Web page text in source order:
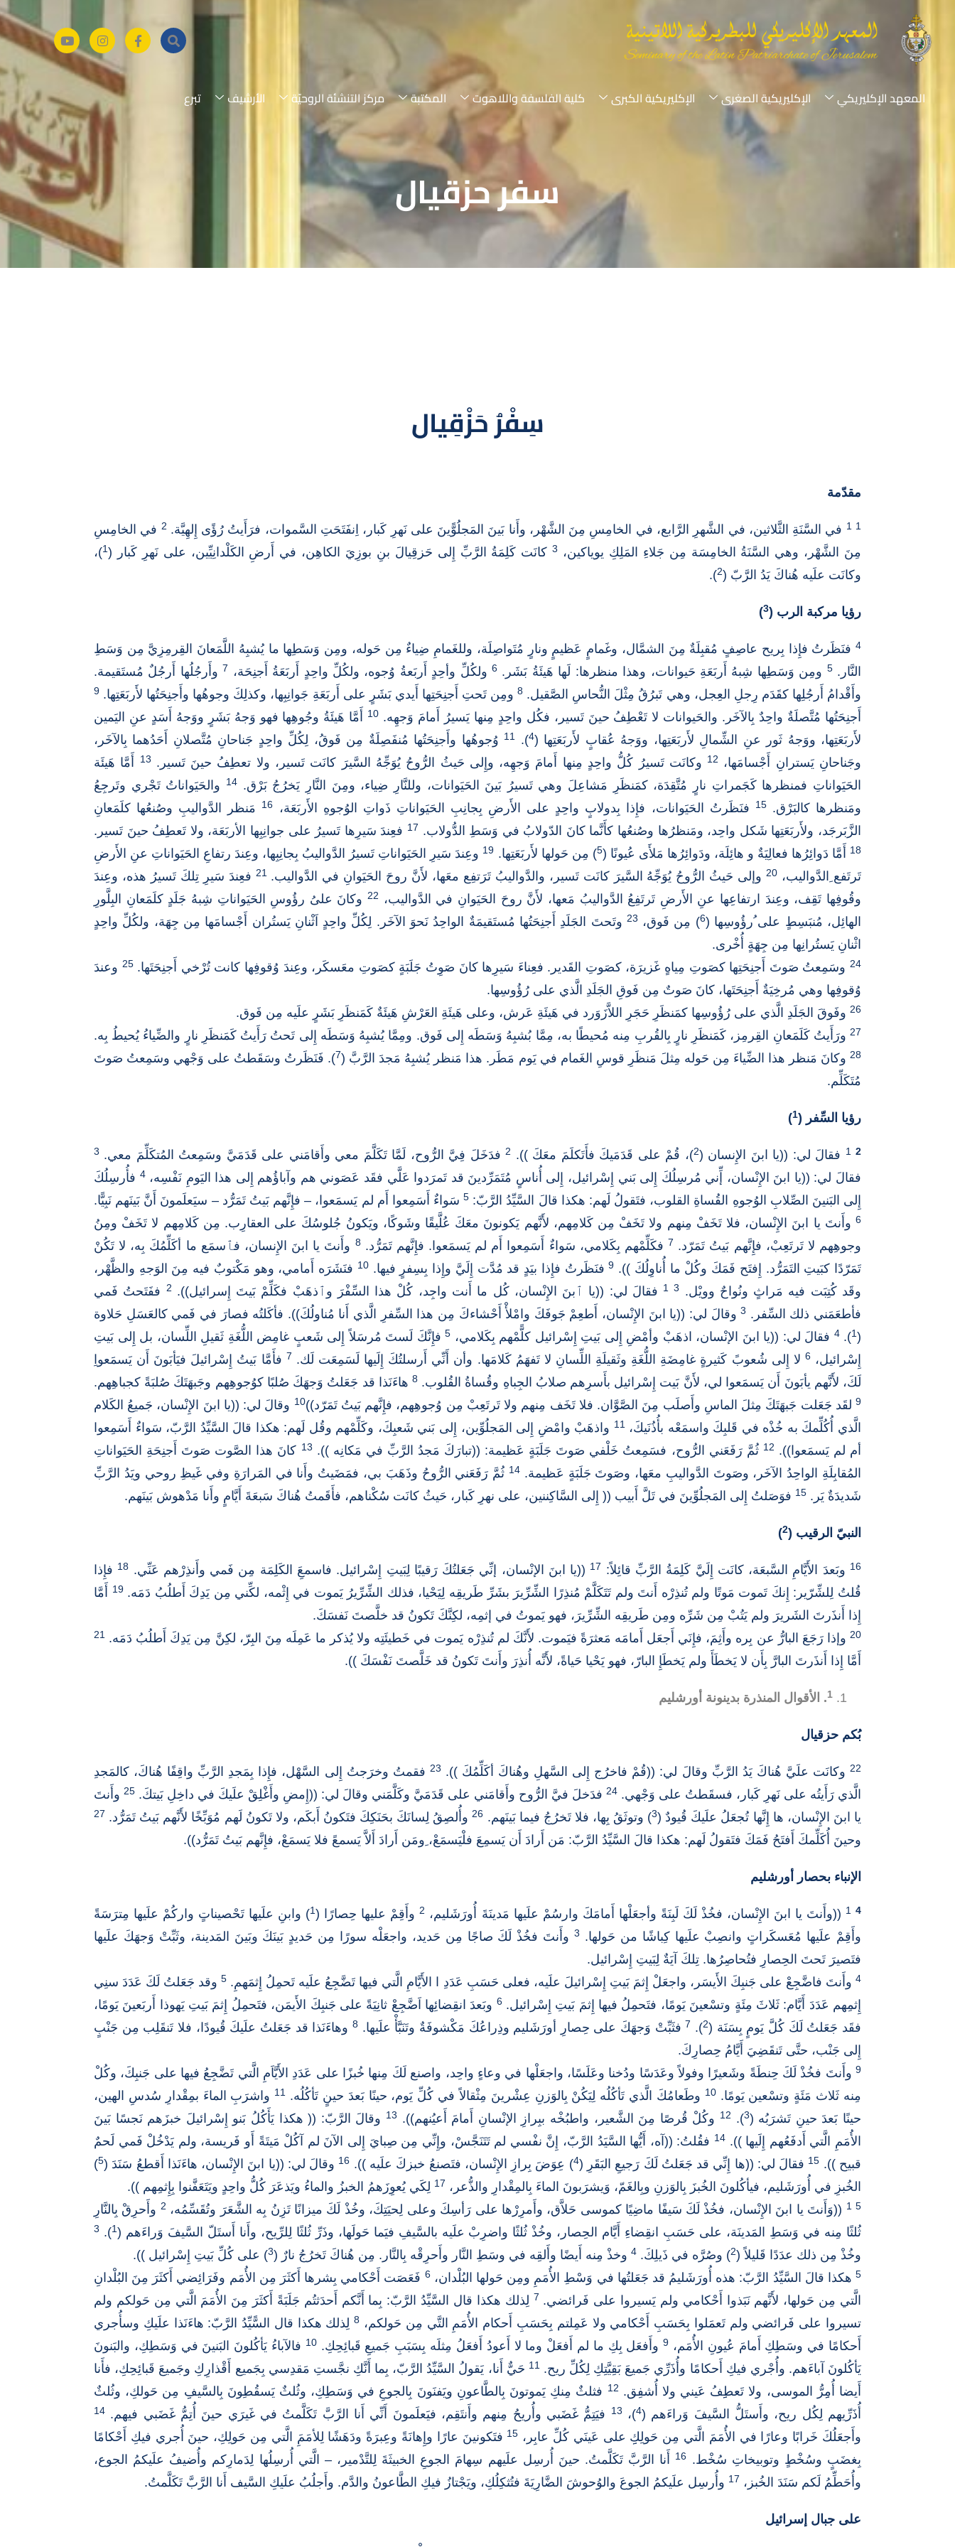
المعهد الإكليريكي الإكليريكية الصغرى الإكليريكية الكبرى كلية الفلسفة واللاهوت المكتبة مركز التنشئة الروحيّة الأرشيف تبرع
سفر حزقيال
سِفْرُ حَزْقِيال
مقدّمة
1
1 في السَّنَةِ الثَّلاثين، في الشَّهرِ الرَّابع، في الخامِسِ مِنَ الشَّهْر، وأَنا بَينَ المَجلُوًّينَ على نَهرِ كَبار، اِنفَتَحَتِ السَّموات، فرَأَيتُ رُؤًى إِلهِيَّة. 2 في الخامِسِ
مِنَ الشَّهْر، وهي السَّنَةُ الخامِسَة مِن جَلاءِ المَلِكِ يوياكين،
3كانَت كَلِمَةُ الرَّبِّ إِلى حَزقِيالَ بنِ بوزِيَ الكاهِن، في أَرضِ الكَلْدانِيِّين، على نَهرِ كَبار ( 1)،
وكانَت علَيه هُناكَ يَدُ الرَّبّ (2
).
رؤيا مركبة الرب (3
)
4 فنَظَرتُ فإِذا بِريح عاصِفٍ مُقبِلَةٌ مِنَ الشمَّال، وغَمامٍ عَظيمٍ ونارٍ مُتَواصِلَة، وللغَمامِ ضِياءٌ مِن حَوله، ومِن وَسَطِها ما يُشبِهُ اللَّمَعانَ القِرمِزِيَّ مِن وَسَطِ
النَّار.5 ومِن وَسَطِها شِبهُ أَربَعَةِ حَيوانات، وهذا منظرها: لَها هَيئَةُ بَشَر. 6 ولكُلِّ وأحِدٍ أَربَعةُ وُجوه، ولكُلِّ واحِدٍ أَربَعَةُ أَجنِحَة، 7 وأَرجُلُها أَرجُلٌ مُستَقيمة.
وأَقْدامُ أَرجُلِها كقَدَم رِجلِ العِجل، وهي تَبرُقُ مِثْلَ النُّحاسِ الصَّقيل. 8ومِن تَحتِ أَجنِحَتِها أَيدي بَشَرٍ على أَربَعَةِ جَوانِبِها، وكذلِكَ وجوهُها وأَجنِحَتُها لأَربَعَتِها. 9
أَجنِحَتُها مُتَّصلَةٌ واحِدٌ بِالآخَر. والحَيوانات لا تَعْطِفُ حينَ تَسير، فكُل واحِدٍ مِنها يَسيرُ أَمامَ وَجهِه. 10
أَمَّا هَيئَةُ وجُوهِها فهو وَجهُ بَشَرٍ ووَجهُ أَسَدٍ عنِ اليَمين
لأَربَعَتِها، ووَجهُ ثَور عنِ الشِّمالِ لأَربَعَتِها، ووَجهُ عُقابٍ لأَربَعَتِها (4
).
11 وُجوهُها وأَجنِحَتُها مُنفَصِلَةٌ مِن فَوقُ، لِكُلِّ واحِدٍ جَناحانِ مُتَّصلانِ أَحَدُهما بِالآخَر،
وجَناحانِ يَسترانِ أَجْسامَها،
12 وكانَت تَسيرُ كُلُّ واحِدٍ مِنها أَمامَ وَجهِه، وإِلى حَيثُ الرُّوحُ يُوَجِّهُ السَّيرَ كانَت تَسير، ولا تعطِفُ حينَ تَسير. 13
أَمَّا هَيئَة
الحَيَواناتِ فمنظرها كَجَمراتِ نارٍ مُتَّقِدَة، كمَنظَرِ مَشاعِلَ وهي تَسيرُ بَينَ الحَيَوانات، وللنَّارِ ضِياء، ومِنَ النَّارِ يَخرُجُ بَرْق.14
والحَيَواناتُ تَجْري وتَرجِعُ
ومَنظرها كالبَرْق.15 فنَظَرتُ الحَيَوانات، فإِذا بِدولابٍ واحِدٍ على الأَرضِ بِجانِبِ الحَيَواناتِ ذَواتِ الوُجوهِ الأَربَعَة، 16
مَنظر الدَّواليبِ وصُنعُها كلَمَعانِ
الزَّبَرجَد، ولأَربَعَتِها شَكل واحِد، ومَنظرُها وصُنعُها كأَنَّما كانَ الدّولابُ في وَسَطِ الدُّولاب. 17 فعِندَ سَيرِها تَسيرُ على جوانِبِها الأربَعَة، ولا تَعطِفُ حينَ تَسير.
18 أَمَّا دَوائِرُها فعالِيَةٌ و هائِلَة، ودَوائِرُها مَلأَى عُيونًا (5) مِن حَولها لأَربَعَتِها. 19 وعِندَ سَيرِ الحَيَواناتِ تَسيرُ الدَّواليبُ بِجانِبِها، وعِندَ رتفاعِ الحَيَواناتِ عنِ الأَرضِ
تَرتَفع ِالدَّواليب، 20وإلى حَيثُ الرُّوحُ يُوَجِّهُ السَّيرَ كانَت تَسير، والدَّواليبُ تَرَتفِع معَها، لأَنَّ روحَ الحَيَوانِ في الدَّواليب.21 فعِندَ سَيرِ تِلكَ تَسيرُ هذه، وعِندَ
وقُوفِها تَقِف، وعِندَ ارتفاعِها عنِ الأَرضِ تَرتَفِعُ الدَّواليبُ مَعها، لأَنَّ روحَ الحَيَوانِ في الدَّواليب،
22وكانَ علىُ رؤُوسِ الحَيَواناتِ شِبهُ جَلَدٍ كلَمَعانِ البِلَّورِ
الهائِل، مُنبَسِطٍ على ُرؤُوسِها (6) مِن فَوق، 23 وتَحتَ الجَلَدِ أَجنِحَتُها مُستَقيمَةٌ الواحِدُ نَحوَ الآخَر. لِكُلِّ واحِدٍ اَثْنانِ يَستُران أَجْسامَها مِن جِهَة، ولكُلِّ واحِدٍ
اثْنانِ يَستُرانِها مِن جِهَةٍ أُخْرى.
24وسَمِعتُ صَوتَ أَجنِحَتِها كصَوتِ مِياهٍ غَزيرَة، كصَوتِ القَدير. فعِناءَ سَيرِها كانَ صَوِتُ جَلَبَةٍ كصَوتِ معَسكَر، وعِندَ وُقوفِها كانت تُرْخي أَجنِحَتَها.25 وعندَ
وُقوفِها وهي مُرخِيَةٌ أَجنِحَتَها، كانَ صَوتٌ مِن فَوقِ الجَلَدِ الَّذي على رُؤُوسِها.
26 وفَوقَ الجَلَدِ الَّذي على رُؤُوسِها كمَنظَرِ حَجَرِ اللاَّزَوَرد في هَيئَةِ عَرش، وعلى هَيئَةِ العَرْشِ هَيئَةٌ كَمَنظَرِ بَشَرٍ علَيه مِن فَوق.
27 ورَأَيتُ كَلَمَعانِ القِرمِز، كَمَنظَرِ نارٍ بِالقُربِ مِنه مُحيطًا به، مِمَّا بُشبِهُ وَسَطَه إِلى فَوق. ومِمَّا يُشبِهُ وَسَطَه إِلى تَحتُ رَأَيتُ كَمَنظَرِ نارٍ والضِّياءُ يُحيطُ بِه.
28وكانَ مَنظر هذا الضِّياءَ مِن حَوله مِثلَ مَنظَرِ قوسِ الغَمام في يَوم مَطَر. هذا مَنظر يُشبِهُ مَجدَ الرَّبَّ (7). فَنَظَرتُ وسَقَطتُ على وَجْهي وسَمِعتُ صَوتَ
مُتَكَلِّم.
رؤيا السِّفر (1
)
2
1 فقالَ لي: ((يا ابنَ الإِنسان (2)، قُمْ على قَدَمَيكَ فأَتَكلَمَ معَكَ )). 2فدَخَلَ فِيَّ الرُّوح، لَمَّا تَكَلَّمَ معي وأَقامَني على قَدَمَيَّ وسَمِعتُ المُتكَلِّمَ معي. 3
فقالَ لي: ((يا ابنَ الإِنْسان، إِّني مُرسِلُكَ إِلى بَني إِسْرائيل، إِلى أُناسٍ مُتَمَرِّدينَ قد تَمرَدوا عَلَّي فقَد عَصَوني هم وآباؤُهم إِلى هذا اليَومِ نَفْسِه،4 فأُرسِلُكَ
إِلى البَنينَ الصِّلابِ الوُجوهِ القُساةِ القلوب، فتَقولُ لَهم: هكذا قالَ السَّيِّدُ الرَّبّ: 5سَواءٌ أَسَمِعوا أَم لم يَسمَعوا، – فإِنَّهم بَيتُ تَمَرُّد – سيَعلَمونَ أَنَّ بَينَهم نَبِيًّا.
6 وأَنتَ يا ابنَ الإِنْسان، فلا تَخَفْ مِنهم ولا تَخَفْ مِن كَلامِهم، لأَنَّهم يَكونونَ معَكَ عُلَّيقًا وشَوكًا، ويَكونُ جُلوسُكَ على العقارِب. مِن كَلامِهم لا تَخَفْ ومِنُ
وجوهِهم لا تَرتَعِبْ، فإِنَّهم بَيتُ تَمَرّد. 7 فكَلِّمْهم بِكَلامي، سَواءٌ أَسَمِعوا أَم لم يَسمَعوا. فإِنَّهم تَمَرُّد.8 وأَنتَ يا ابنَ الإِنسان، فٱسمَع ما أكَلِّمُكَ بِه، لا تَكُنْ
تَمَرّدًا كبَيتِ التَمَرُّد. إِفتَح فَمَكَ وكُلْ ما أُناوِلُكَ )). 9فنَظَرتُ فإِذا بيَدٍ قد مُدَّت إِلَيَّ وإِذا بِسِفرٍ فيها.10 فنَشَرَه أَمامي، وهو مَكْتوبٌ فيه مِنَ الوَجهِ والظَّهْر،
وقَد كُتِبَت فيه مَراثٍ ونُواحٌ وويْل.
3
1 فقالَ لي: ((يا ٱبنَ الإِنْسان، كُل ما أَنت واجِد، كُلْ هذا السِّفْرَ وٱذهَبْ فكَلِّمْ بَيتَ إِسرائيل)). 2
ففَتَحتُ فَمي
فأطعَمَني ذلك السِّفر. 3وقالَ لي: ((يا ابنَ الإِنْسان، أَطعِمْ جَوفَكَ وامْلأْ أَحْشاءكَ مِن هذا السِّفرِ الَّذي أَنا مُناولُكَ)). فأكَلتُه فصارَ في فَمي كالعَسَلِ حَلاوة
(
1
).
4 فقالَ لي: ((يا ابنَ الإنْسان، اذهَبْ وأمْضِ إِلى بَيتِ إِسْرائيل كلًّمْهم بِكَلامي، 5 فإِنَّكَ لَستَ مُرسَلاً إِلى شَعبٍ غامِض اللُّغَةِ ثَقيلِ اللِّسان، بل إِلى بَيتِ
إِسْرائيل،6 لا إِلى شُعوبً كَثيرةٍ غامِضَةِ اللُّغَةِ وثَقيلَةِ اللِّسانِ لا تَفهَمُ كَلامَها. وأن أَنِّي أَرسلتُكَ إِلَيها لَسَمِعَت لَك. 7 فأَمَّا بَيتُ إِسْرائيلَ فيَأبَونَ أَن يَسمَعواِ
لَكَ، لأَنَّهم يأبَونَ أَن يَسمَعوا لي، لأَنَّ بَيت إِسْرائيل بأَسرِهم صلابُ الجِباهِ وقُساةُ القُلوب.8 هاءَنَذا قد جَعَلتُ وَجهَكَ صُلبًا كوُجوهِهم وجَبهَتَكَ صُلبَةً كجباهِهم.
9لقَد جَعَلت جَبهَتَكَ مِثلَ الماسِ وأَصلَب مِنَ الصَّوَّان. فلا تَخَف مِنهم ولا تَرتَعِبْ مِن وُجوهِهم، فإِنَّهم بَيتُ تَمَرّد))10 وقالَ لي: ((يا ابنَ الإِنْسان، جَميعُ الكَلام
الَّذي أُكُلِّمكَ به خُذْه في قَلبِكَ واسمَعْه بأُذُنَيكَ،11 واذهَبْ وامْضِ إِلى المَجلُوِّين، إِلى بَني شَعبِكَ، وكَلِّمْهم وقُل لَهم: هكذا قالَ السَّيِّدُ الرَّبّ، سَواءٌ أَسَمِعوا
أم لم يَسمَعوا)). 12 ثُمَّ رَفَعَني الرُّوح، فسَمِعتُ خَلْفي صَوتَ جَلَبَةٍ عَظيمة: ((تبارَكَ مَجدُ الرَّبِّ في مَكانِه )). 13 كانَ هذا الصَّوت صَوتَ أَجنِحَةِ الحَيَواناتِ
المُقابِلَةِ الواحِدُ الآخَر، وصَوتَ الدَّواليبِ معَها، وصَوتَ جَلَبَةٍ عَظيمة.14 ثُمَّ رَفَعَني الرُّوحُ وذَهَبَ بي، فمَضَيتُ وأَنا في المَرارَةِ وفي غَيظِ روحي ويَدُ الرَّبِّ
شَديدَةٌ يَر. 15 فوَصَلتُ إِلى المَجلُوِّينَ في تَلَّ أَبيب (( إِلى السَّاكِننين، على نهرِ كَبار، حَيثُ كانَت سُكْناهم، فأَقَمتُ هُناكَ سَبعَةَ أَيَّامٍ وأَنا مَدْهوش بَينَهم.
النبيّ الرقيب (2
)
16 وبَعدَ الأَيَّامِ السَّبعَة، كانَت إِلَيَّ كَلِمَةُ الرَّبِّ قائِلاً: 17 ((يا ابنَ الإنْسان، إنِّي جَعَلتُكَ رَقيبًا لِبَيتِ إِسْرائيل. فاسمعَِ الكَلِمَة مِن فَمي وأَنذِرْهم عَنِّي. 18 فإِذا
قُلتُ لِلشِّرّير: إِنكَ تَموت مَوتًا ولم تُنذِرْه أَنتَ ولم تَتَكَلَّمْ مُنذِرًا الشِّرِّيرَ بشَرِّ طَريقِه لِيَحْيا، فذلك الشِّرِّيرُ يَموت في إِثْمه، لكِّني مِن يَدِكَ أَطلُبُ دَمَه.19
أَمَّا
إِذا أَنذَرتَ الشَريرَ ولم يَتُبْ مِن شَرِّه ومِن طَريقِه الشِّرِّيرَ، فهو يَموتُ في إثمِه، لكِنَّكَ تَكونُ قد خلَّصتَ نَفسَكَ.
20 وإذا رَجَعَ البارُّ عن بِره وأَثِمَ، فإِنَي أَجعَل أَمامَه مَعثرَةً فيَموت. لأَنَّكَ لم تُنذِرْه يَموت في خَطيئَتِه ولا يُذكر ما عَمِلَه مِنَ البِرّ، لكِنَّ مِن يَدِكَ أَطلُبُ دَمَه. 21
أَمَّا إِذا أَنذَرتَ البارَّ بِأَن لا يَخطَأَ ولم يَخطَإِ البارّ، فهو يَحْيا حَياةً، لأَنَّه أُنذِرَ وأَنتَ تَكونُ قد خَلَّصتَ نَفْسَكَ )).
1. الأقوال المنذرة بدينونة أورشليم
بُكم حزقيال
22وكانَت علَيَّ هُناكَ يَدُ الرَّبِّ وقالَ لي: ((قُمْ فاخرُج إِلى السَّهلِ وهُناكَ أكَلِّمُكَ )). 23 فقمتُ وخرَجتُ إِلى السَّهْل، فإِذا بِمَجدِ الرَّبِّ واقِفًا هُناكَ، كالمَجدِ
الَّذي رَأَيتُه على نَهرِ كَبار، فسقَطتُ على وَجْهي. 24 فدَخلَ فيَّ الرُّوح وأَقامَني على قَدَمَيَّ وكَلَّمَني وقالَ لي: ((إِمضِ وأَغْلِقْ علَيكَ في داخِلِ بَيتكَ. 25 وأَنتَ
يا ابنَ الإِنْسان، ها إِنَّها تُجعَلُ علَيكَ قُيودٌ (3) وتوثَقُ بِها، فلا تَخرُجُ فيما بَينَهم. 26وأُلصِقُ لِسانَكَ بحَنَكِكَ فتَكونُ أَبكَم، ولا تَكونُ لَهم مُوَبِّخًا لأَنَّهم بَيتُ تَمَرُّد. 27
وحينَ أُكَلِّمكَ أَفتَحُ فَمَكَ فتَقولُ لَهم: هكذا قالَ السَّيِّدُ الرَّبّ: مَن أَرادَ أَن يَسمِعَ فلْيَسمَعْ، ِومَن أَرادَ أَلاَّ يَسمعً فلا يَسمَعْ، فإِنَّهم بَيتُ تَمَرُّد)).
الإنباء بحصار أورشليم
4
1 ((وأَنتَ يا ابنَ الإِنْسان، فخُذْ لَكَ لَبِنَةً وأجعَلْها أَمامَكَ وارسُمْ علَيها مَدينَةَ أُورَشَليم، 2وأَقِمْ عليها حِصارًا (1) وابنِ علَيها تَحْصيناتٍ واركُمْ علَيها مِترَسَةً
وأَقِمْ علَيها مُعَسكَراتٍ وانصِبْ علَيها كِباشًا من حَولها. 3 وأَنتَ فخُذْ لَكَ صاجًا مِن حَديد، واجعَلْه سورًا مِن حَديدٍ بَينَكَ وبَينَ المَدينة، وثَبِّتْ وَجهَكَ علَيها
فتَصيرَ تَحتَ الحِصارِ فتُحاصِرُها. تِلكَ آيَةٌ لِبَيتِ إِسْرائيل.
4وأَنتَ فاضَّجِعْ على جَنبِكَ الأَيسَر، واجعَلْ إِثمَ بَيتِ إِسْرائيلَ علَيه، فعلى حَسَبِ عَدَدِ ا الأَيَّامِ الَّتي فيها تَضَّجِعُ علَيه تَحمِلُ إِثمَهمِ. 5وقد جَعَلتُ لَكَ عَدَدَ سنِي
إِثمِهم عَدَدَ أَيَّام: ثَلاثَ مِئَةٍ وتسْعينَ يَومًا، فتَحمِلُ فيها إِثمَ بَيتِ إِسْرائيل.6 وبَعدَ انقِضائِها اَضَّجِعْ ثانِيَةً على جَنبِكَ الأَيمَن، فتَحمِلُ إِثمَ بَيتِ يَهوذا أَربَعينَ يَومًا،
فقَد جَعَلتُ لَكَ كُلَّ يَومٍ بِسَنَة (2
).
7 فثَبِّتْ وَجهَكَ على حِصارِ أورَشَليم وذِراعُكَ مَكْشوفَةٌ وتَنَبَّأْ علَيها.8 وهاءَنَذا قد جَعَلتُ علَيكَ قُيودًا، فلا تَنقَلِب مِن جَنْبٍ
إِلى جَنْب، حتَّى تَنقَضِيَ أَيَّامُ حِصارِكَ.
9 وأَنتَ فخُذْ لَكَ حِنطَةً وشَعيرًا وفولاً وعَدَسًا ودُخنا وعَلَسًا، واجعَلْها في وعاءٍ واحِد، واصنع لَكَ مِنها خُبزًا على عَدَدِ الأَيَّاَمِ الَّتي تَضَّجِعُ فيها على جَنبِكَ، وكُلْ
مِنه ثَلاث مَئَةٍ وتسْعين يَومًا.10 وطَعامُكَ الَّذي تَأكُلُه لِيَكُنْ بِالوَزنِ عِشْرينَ مِثْقالاً في كُلِّ يَوم، حينًا بَعدَ حينٍ تَأكُلُه. 11 واشرَبِ الماءَ بمِقْدارِ سُدسِ الهين،
حينًا بَعدَ حينِ تَشرَبُه (3
).
12 وكُلْ قُرصًا مِنَ الشَّعير، واطبُخْه ببِرازِ الإنْسانِ أَمامَ أَعيُنهم)). 13 وقالَ الرَّبّ: (( هكذا يَأَكُلُ بَنو إِسْرائيلَ خبزَهم نَجسًا بَينَ
الأُمَمِ الَّتي أَدفَعُهم إِلَيها )).14 فقُلتُ: ((آه، أَيُّها السَّيَدُ الرَّبّ، إِنَّ نفْسي لم تَتَنَجَّسْ، وإِنِّي مِن صِبايَ إِلى الآنَ لم آكُلْ مَيتَةً أَو فَريسة، ولم يَدْخُلْ فَمي لَحمٌ
قبيح )). 15 فقالَ لي: ((ها إِنِّي قد جَعَلتُ لَكَ رَجيعِ البَقَرِ (4) عِوَضَ بِرازِ الإِنْسان، فتَصنعُ خبزكَ علَيه )). 16 وقالَ لي: ((يا ابنَ الإِنْسان، هاءَنَذا أَقطعُ سَنَدَ (5
)
الخُبزِ في أُورَشَليم، فيأكُلونَ الخُبزَ بِالوَزنِ وبِالغَمّ، وَيشرَبونَ الماءَ بِالمِقْدارِ والذُّعر، 17 لِكَي يُعوِزَهمُ الخبزُ والماءُ ويَذعَرَ كُلُّ واحِدٍ ويَتَعَفَّنوا بِإِثمِهم )).
5
1 ((وَأَنتَ يا ابنَ الإِنْسان، فخُذْ لَكَ سَيفًا ماضِيًا كموسى حَلاَّق، وأَمرِرْها على رَأسِكَ وعلى لِحيَتِكَ، وخُذْ لَكَ ميزانًا تَزِنُ بِه الشَّعَرَ وتُقَسِّمُه، 2 وأَحرِقْ بِالنَّارِ
ثُلثًا مِنه في وَسَطِ المَدينَة، على حَسَبِ انقِضاءِ أَيَّام الحِصار، وخُذْ ثُلثًا واضرِبْ علَيه بالسَّيفِ فيَما حَولَها، وذَرِّ ثُلثًا لِلرِّيح، وأَنا أَستَلّ السَّيفَ وَراءَهم (1
).
3
وخُذْ مِن ذلك عدَدًا قَليلاً (2) وصُرَّه في ذَيلِكَ. 4 وخذْ مِنه أَيضًا وأَلقِه في وسَطِ النَّار وأَحرِقْه بِالنَّار. مِن هُناكَ تَخرُجُ نارٌ (3) على كُلِّ بَيتِ إِسْرائيل )).
5هكذا قالَ السَّيِّدُ الرَّبّ: هذه أُورَشَليمُ قد جَعَلتُها في وَسْطِ الأُمَمِ ومِن حَولها البُلْدان،6 فَعَصَت أَحْكامي بِشرها أَكثَرَ مِن الأُمَم وفَرَائِضي أَكثَرَ مِنَ البُلْدانِ
الَّتي مِن حَولها، لأَنَّهم نَبَذوا أَحْكامي ولم يَسيروا على فَرائضي. 7 لِذلك هكذا قال السَّيِّدُ الرَّبّ: بِما أَنَّكم أَحدَثتُم جَلَبَةً أَكثَرَ مِنَ الأُمَمَ الَّتي مِن حَولكم ولم
تسيروا على فَرائضي ولم تَعمَلوا بِحَسَبِ أَحْكامي ولا عَمِلتم بِحَسَبِ أَحكام الأُمَمِ التَّي مِن حَولكم، 8لِذلك هكذا قال السًّيِّدُ الرَّبّ: هاءَنَذا علَيكِ وسأُجري
أَحكامًا في وسَطِكِ أَمامَ عُيونِ الأُمَم، 9وأَفعَل بِكِ ما لم أَفعَلْ وما لا أَعودُ أَفعَلُ مِثلَه بِسَبَبِ جَميعِ قَبائِحِكِ.10 فالآباءُ يَأكُلونَ البَنينَ في وَسَطِكِ، والبَنونَ
يَأكُلونَ آباءَهم. وأُجْري فيكِ أَحكامًا وأُذَرِّي جَميعَ بَقِيَّتِكِ لِكُلِّ ريح.11 حَيٌّ أَنا، يَقولُ السَّيِّدُ الرَّبّ، بِما أَنَّكِ نجَّستِ مَقدِسي بِجَميع أَقْذارِكِ وجَميعَ قَبائِحِكِ، فأَنا
أَيضا أُمِِرُّ الموسى، ولا تَعطِِفُ عَيني ولا أُشفِق. 12 فثلثٌ مِنكِ يَموتونَ بِالطَّاعونِ ويَفنَونَ بِالجوعِ في وَسَطِكِ، وثُلثٌ يَسقُطِونَ بِالسَّيفِِ مِن حَولكِ، وثُلثٌ
أُذَرِّيهم لِكُل ريح، وأَستَلُّ السَّيفَ وَراءَهم (4)، 13 فيَتِمُّ غَضَبي وأُريحُ مِنهم وأَنتَقِم، فيَعلَمونَ أَنِّي أَنا الرَّبَّ تَكَلَّمتُ في غَيرَي حينَ أُتِمُّ غَضَبي فيهم. 14
وأَجعَلُكَ خَرابًا وعارًا في الأُمَمَ الَّتي مِن حَولِكِِ على عَينَي كُلِّ عابِر، 15 فتَكونينَ عارًا وإِهانَةً وعِبرَةً ودَهَشًا لِلأمَمَِ الَّتي مِن حَولِكِ، حينَ أُجري فيكِ أَحْكامًا
بِغضَبٍ وسُخْطٍ وتوبيخاتِ سُخْط. 16
أَنا الرَّبَّ تَكَلَّمتُ. حينَ أُرسِل علَيهم سِهامَ الجوعِ الخبيثَةَ لِلتَّدْمير، – الَّتي أُرسِلُها لِدَمارِكم وأُضيفُ علَيكمُ الجوع،
وأُحَطِّمُ لَكم سَنَدَ الخُبز، 17 وأُرسِل علَيكمُ الجوعَ والوُحوشَ الضَّارِيَةَ فتُثكِلُكِ، ويَجْتازُ فيكِ الطَّاعونُ والدَّم. وأَجلُبُ علَيكِ السَّيف أَنا الرَّبَّ تَكَلَّمتُ.
على جبال إسرائيل